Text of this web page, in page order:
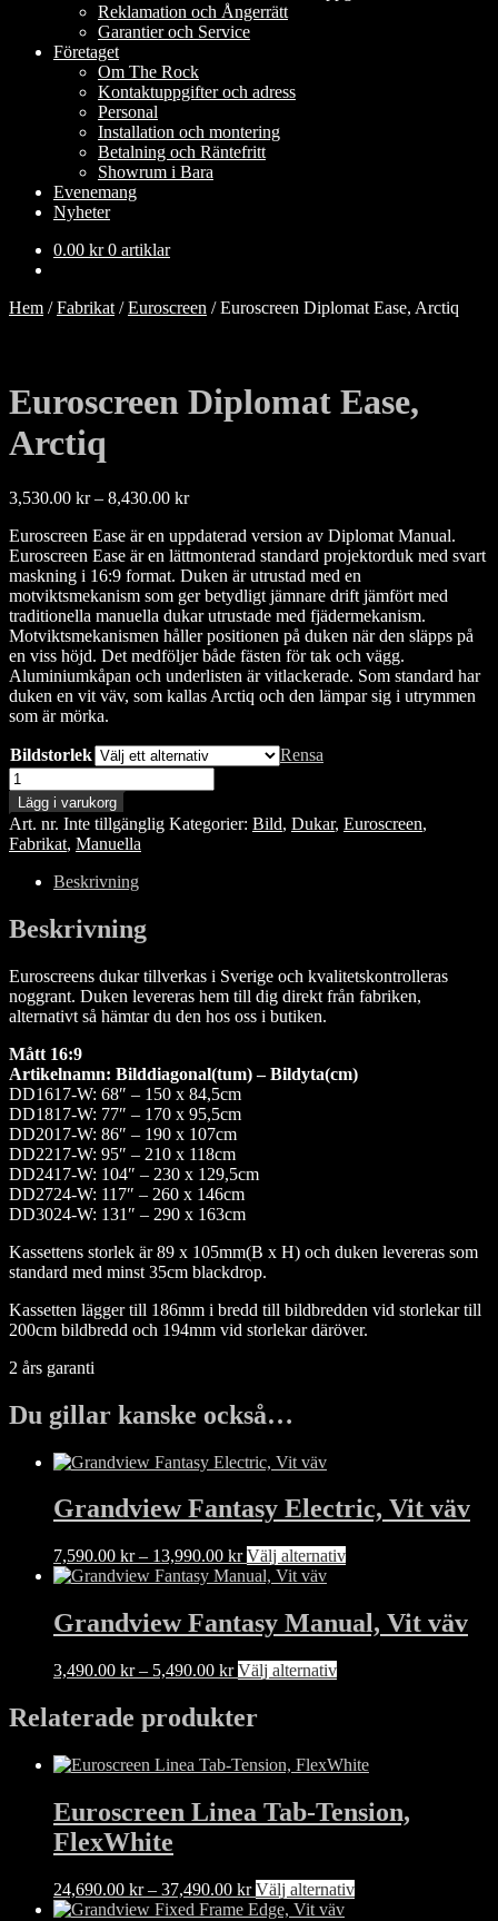
Reklamation och Ångerrätt
Garantier och Service
Företaget
Om The Rock
Kontaktuppgifter och adress
Personal
Installation och montering
Betalning och Räntefritt
Showrum i Bara
Evenemang
Nyheter
0.00 kr 0 artiklar
Hem /Fabrikat /Euroscreen /Euroscreen Diplomat Ease, Arctiq
Euroscreen Diplomat Ease,
Arctiq
3,530.00 kr – 8,430.00 krPrisintervall:
till
8,430.00 kr
Euroscreen Ease är en uppdaterad version av Diplomat Manual.
Euroscreen Ease är en lättmonterad standard projektorduk med svart
maskning i 16:9 format. Duken är utrustad med en
motviktsmekanism som ger betydligt jämnare drift jämfört med
traditionella manuella dukar utrustade med fjädermekanism.
Motviktsmekanismen håller positionen på duken när den släpps på
en viss höjd. Det medföljer både fästen för tak och vägg.
Aluminiumkåpan och underlisten är vitlackerade. Som standard har
duken en vit väv, som kallas Arctiq och den lämpar sig i utrymmen
som är mörka.
Bildstorlek
Rensa
Euroscreen
Diplomat
Ease,
Arctiq
mängd
Lägg i varukorg
Art. nr. Inte tillgänglig Kategorier: Bild, Dukar, Euroscreen,
Fabrikat, Manuella
Beskrivning
Beskrivning
Euroscreens dukar tillverkas i Sverige och kvalitetskontrolleras
noggrant. Duken levereras hem till dig direkt från fabriken,
alternativt så hämtar du den hos oss i butiken.
Mått 16:9
Artikelnamn: Bilddiagonal(tum) – Bildyta(cm)
DD1617-W: 68″ – 150 x 84,5cm
DD1817-W: 77″ – 170 x 95,5cm
DD2017-W: 86″ – 190 x 107cm
DD2217-W: 95″ – 210 x 118cm
DD2417-W: 104″ – 230 x 129,5cm
DD2724-W: 117″ – 260 x 146cm
DD3024-W: 131″ – 290 x 163cm
Kassettens storlek är 89 x 105mm(B x H) och duken levereras som
standard med minst 35cm blackdrop.
Kassetten lägger till 186mm i bredd till bildbredden vid storlekar till
200cm bildbredd och 194mm vid storlekar däröver.
2 års garanti
Du gillar kanske också…
Grandview Fantasy Electric, Vit väv
7,590.00 kr – 13,990.00 krPrisintervall:
7,590.00 kr
13,990.00 kr
Välj alternativDen
har
flera
väljas
på
Grandview Fantasy Manual, Vit väv
3,490.00 kr – 5,490.00 krPrisintervall:
5,490.00 kr
Välj alternativDen
varianter.
olika
alternativen
på
produktsidan
Relaterade produkter
Euroscreen Linea Tab-Tension,
FlexWhite
24,690.00 kr – 37,490.00 krPrisintervall:
24,690.00 kr
Välj alternativDen